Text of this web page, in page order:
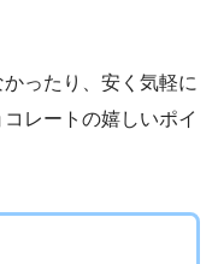
ったり、安く気軽に
レートの嬉しいポイ